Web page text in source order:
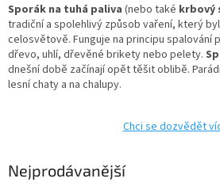
Sporák na tuhá paliva (nebo také krbový
tradičnía spolehlivý způsob vaření, který
celosvětově. Funguje na principu spalování
dřevo, uhlí, dřevěné brikety nebo pelety.
dnešní době začínají opět těšit oblibě.
lesní chaty a na chalupy.
Chci se dozvědět
Nejprodávanější